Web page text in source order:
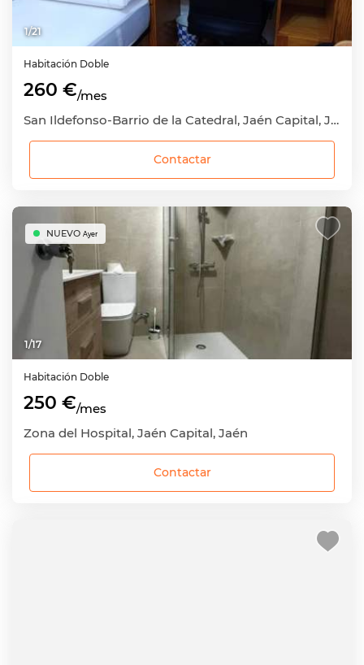
1/21
Habitación Doble
260 €/mes
San Ildefonso-Barrio de la Catedral, Jaén Capital, Jaén
Contactar
1/17
NUEVO Ayer
Habitación Doble
250 €/mes
Zona del Hospital, Jaén Capital, Jaén
Contactar